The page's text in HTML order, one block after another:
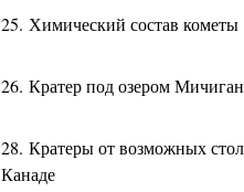
25. Химический состав кометы
26. Кратер под озером Мичиган
28. Кратеры от возможных
Канаде